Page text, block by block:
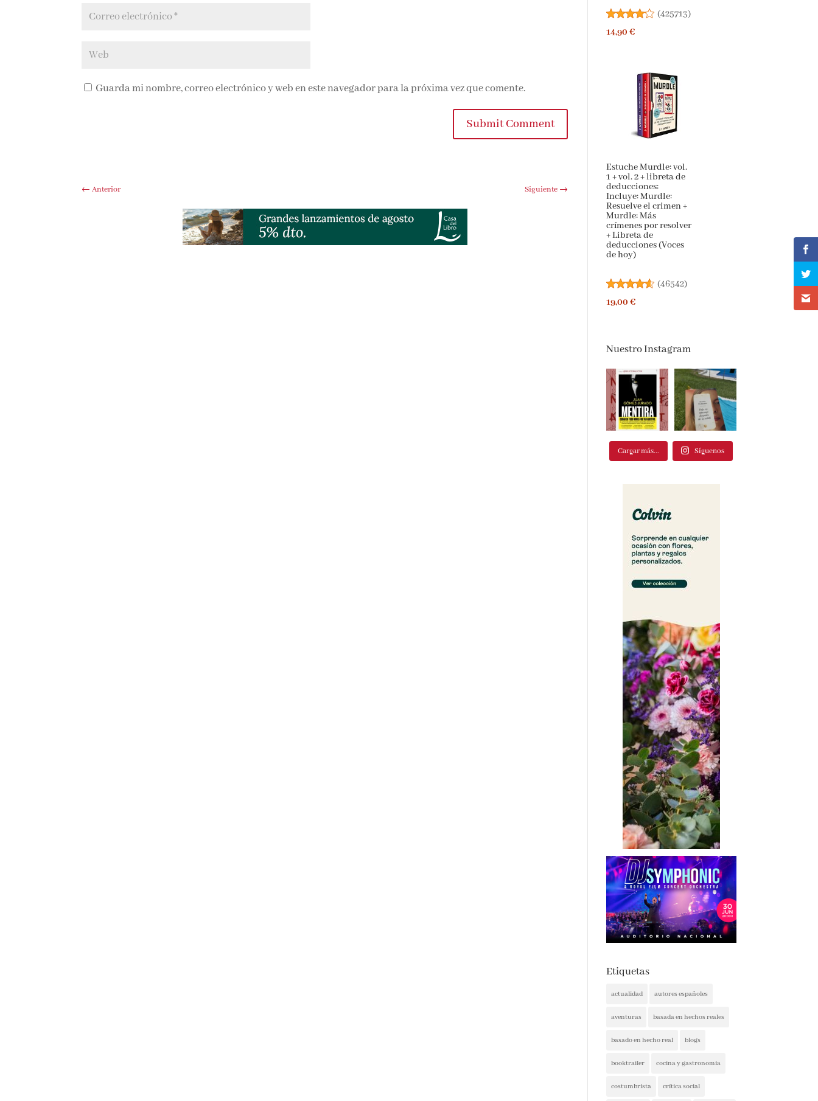
Guarda mi nombre, correo electrónico y web en este navegador para la próxima vez que comente.
Submit Comment
←Anterior Siguiente→
(425713)
14,90 €
Estuche Murdle: vol.
1 + vol. 2 + libreta de
deducciones:
Incluye: Murdle:
Resuelve el crimen +
Murdle: Más
crímenes por resolver
+ Libreta de
deducciones (Voces
de hoy)
(46542)
19,00 €
Nuestro Instagram
Cargar más... Síguenos
Etiquetas
actualidad autores españoles
aventuras basada en hechos reales
basado en hecho real blogs
booktrailer cocina y gastronomía
costumbrista crítica social